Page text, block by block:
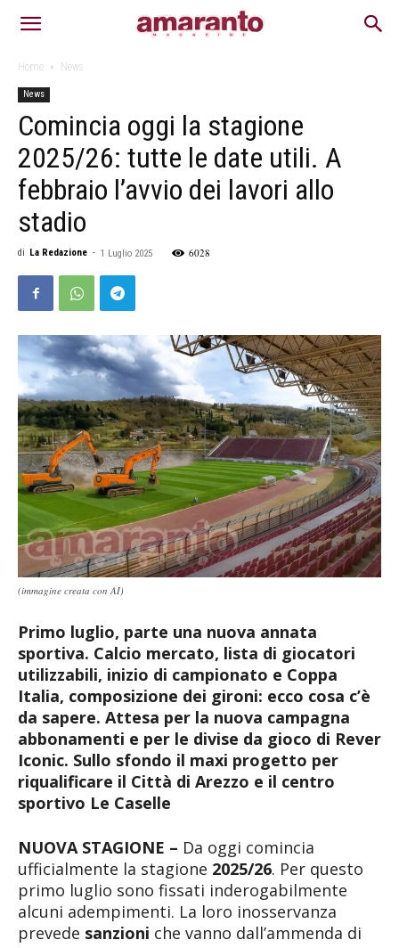
Home News
News
Comincia oggi la stagione
2025/26: tutte le date utili. A
febbraio l’avvio dei lavori allo
stadio
di La Redazione - 1 Luglio 2025 6028
(immagine creata con AI)
Primo luglio, parte una nuova annata
sportiva. Calcio mercato, lista di giocatori
utilizzabili, inizio di campionato e Coppa
Italia, composizione dei gironi: ecco cosa c’è
da sapere. Attesa per la nuova campagna
abbonamenti e per le divise da gioco di Rever
Iconic. Sullo sfondo il maxi progetto per
riqualificare il Città di Arezzo e il centro
sportivo Le Caselle
NUOVA STAGIONE – Da oggi comincia
ufficialmente la stagione 2025/26. Per questo
primo luglio sono fissati inderogabilmente
alcuni adempimenti. La loro inosservanza
prevede sanzioni che vanno dall’ammenda di